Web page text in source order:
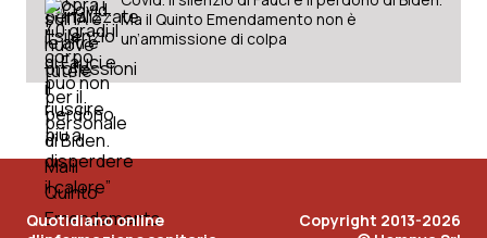
Ma il Quinto Emendamento non è
un’ammissione di colpa
Quotidiano online
Copyright 2013-2026